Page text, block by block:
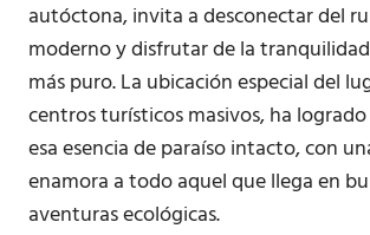
autóctona, invita a desconectar del
moderno y disfrutar de la
más puro. La ubicación especial del
centros turísticos masivos, ha
esa esencia de paraíso intacto, con
enamora a todo aquel que llega en
aventuras ecológicas.